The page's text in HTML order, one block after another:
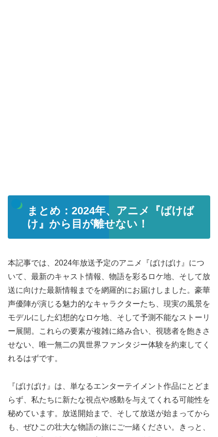
まとめ：2024年、アニメ『ばけば
け』から目が離せない！
本記事では、2024年放送予定のアニメ『ばけばけ』につ
いて、最新のキャスト情報、物語を彩るロケ地、そして放
送に向けた最新情報までを網羅的にお届けしました。豪華
声優陣が演じる魅力的なキャラクターたち、現実の風景を
モデルにした幻想的なロケ地、そして予測不能なストーリ
ー展開。これらの要素が複雑に絡み合い、視聴者を飽きさ
せない、唯一無二の異世界ファンタジー体験を約束してく
れるはずです。
『ばけばけ』は、単なるエンターテイメント作品にとどま
らず、私たちに新たな視点や感動を与えてくれる可能性を
秘めています。放送開始まで、そして放送が始まってから
も、ぜひこの壮大な物語の旅にご一緒ください。きっと、